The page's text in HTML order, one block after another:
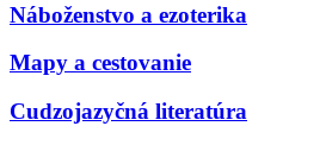
Náboženstvo a ezoterika
Mapy a cestovanie
Cudzojazyčná literatúra